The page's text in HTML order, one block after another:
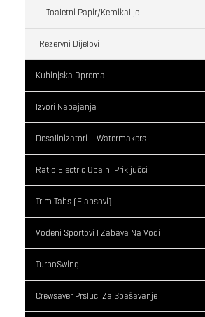
Toaletni Papir/kemikalije
Rezervni Dijelovi
Kuhinjska Oprema
Izvori Napajanja
Desalinizatori – Watermakers
Ratio Electric Obalni Priključci
Trim Tabs (flapsovi)
Vodeni Sportovi I Zabava Na Vodi
TurboSwing
Crewsaver Prsluci Za Spašavanje